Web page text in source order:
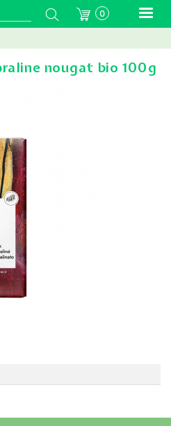
0
nougat bio 100g